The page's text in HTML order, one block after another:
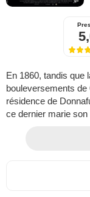
En 1860, tandis que
bouleversements
résidence de
ce dernier marie son